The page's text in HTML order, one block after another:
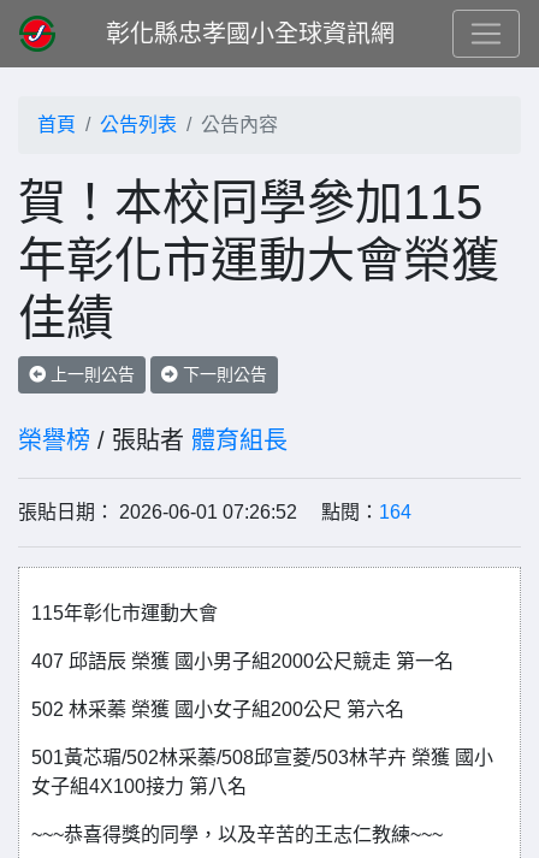
彰化縣忠孝國小全球資訊網
首頁 公告列表 公告內容
賀！本校同學參加115
年彰化市運動大會榮獲
佳績
上一則公告 下一則公告
榮譽榜 / 張貼者 體育組長
張貼日期： 2026-06-01 07:26:52 點閱： 164
115年彰化市運動大會
407 邱語辰 榮獲 國小男子組2000公尺競走 第一名
502 林采蓁 榮獲 國小女子組200公尺 第六名
501黃芯瑂/502林采蓁/508邱宣菱/503林芊卉 榮獲 國小
女子組4X100接力 第八名
~~~恭喜得獎的同學，以及辛苦的王志仁教練~~~